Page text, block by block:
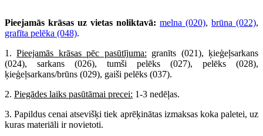
Pieejamās krāsas uz vietas noliktavā: melna (020), brūna (022),
grafīta pelēka (048).
1.Pieejamās krāsas pēc pasūtījuma: granīts (021), ķieģeļsarkans
(024), sarkans (026), tumši pelēks (027), pelēks (028),
ķieģeļsarkans/brūns (029), gaiši pelēks (037).
2. Piegādes laiks pasūtāmai precei: 1-3 nedēļas.
3. Papildus cenai atsevišķi tiek aprēķinātas izmaksas koka paletei, uz
kuras materiāli ir novietoti.